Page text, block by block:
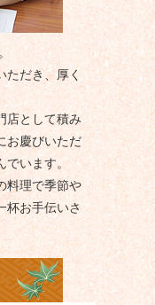
ただき、厚く
店として積み
お慶びいただ
でいます。
料理で季節や
杯お手伝いさ